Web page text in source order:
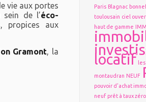
vie aux portes
sein de l’éco-
propices aux
Gramont, la
Paris Blagnac
toulousain ciel
haut de gamme
locatif
montaudran NEUF
pouvoir d'achat
neuf prêt à taux zéro